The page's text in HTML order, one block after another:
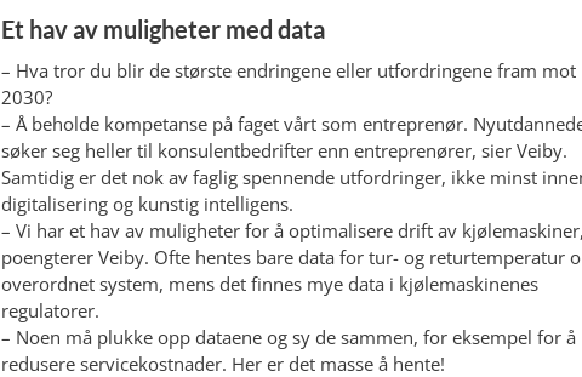
Et hav av muligheter med data
– Hva tror du blir de største endringene eller utfordringene fram mot
2030?
– Å beholde kompetanse på faget vårt som entreprenør.
søker seg heller til konsulentbedrifter enn entreprenører, sier Veiby.
Samtidig er det nok av faglig spennende utfordringer, ikke minst
digitalisering og kunstig intelligens.
– Vi har et hav av muligheter for å optimalisere drift av
poengterer Veiby. Ofte hentes bare data for tur- og returtemperatur
overordnet system, mens det finnes mye data i kjølemaskinenes
regulatorer.
– Noen må plukke opp dataene og sy de sammen, for eksempel for å
redusere servicekostnader. Her er det masse å hente!